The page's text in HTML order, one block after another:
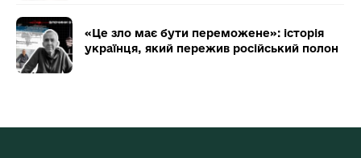
«Це зло має бути переможене»: історія
українця, який пережив російський полон